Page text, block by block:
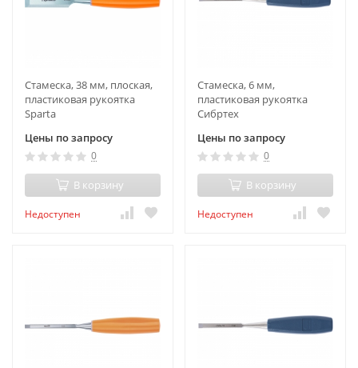
Стамеска, 38 мм, плоская,
пластиковая рукоятка
Sparta
Цены по запросу
0
В корзину
Недоступен
Стамеска, 6 мм,
пластиковая рукоятка
Сибртех
Цены по запросу
0
В корзину
Недоступен